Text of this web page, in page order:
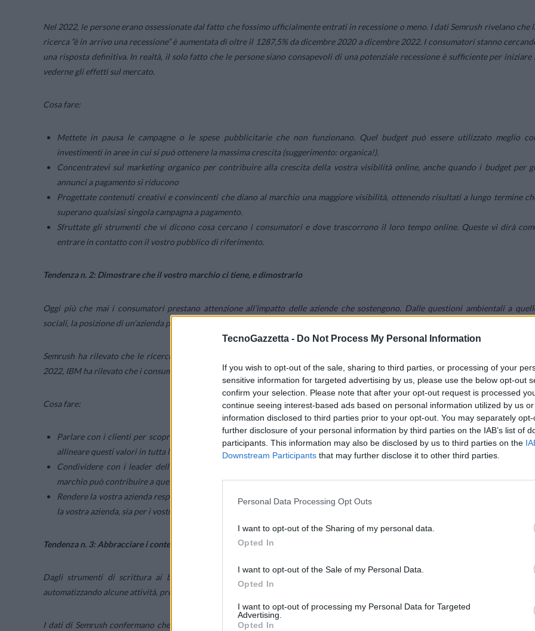
TecnoGazzetta - Do Not Process My Personal Information
If you wish to opt-out of the sale, sharing to third parties, or processing of your
sensitive information for targeted advertising by us, please use the below opt-out
confirm your selection. Please note that after your opt-out request is processed
continue seeing interest-based ads based on personal information utilized by us
information disclosed to third parties prior to your opt-out. You may separately
further disclosure of your personal information by third parties on the IAB’s list of
participants. This information may also be disclosed by us to third parties on the
Downstream Participants that may further disclose it to other third parties.
Personal Data Processing Opt Outs
I want to opt-out of the Sharing of my personal data.
Opted In
I want to opt-out of the Sale of my Personal Data.
Opted In
I want to opt-out of processing my Personal Data for Targeted
Advertising.
Opted In
Nel 2022, le persone erano ossessionate dal fatto che fossimo ufficialmente entrati in recessione o meno. I dati Semrush rivelano che
ricerca “è in arrivo una recessione” è aumentata di oltre il 1287,5% da dicembre 2020 a dicembre 2022. I consumatori stanno
una risposta definitiva. In realtà, il solo fatto che le persone siano consapevoli di una potenziale recessione è sufficiente per iniziare
vederne gli effetti sul mercato.
Cosa fare:
Mettete in pausa le campagne o le spese pubblicitarie che non funzionano. Quel budget può essere utilizzato meglio
investimenti in aree in cui si può ottenere la massima crescita (suggerimento: organica!).
Concentratevi sul marketing organico per contribuire alla crescita della vostra visibilità online, anche quando i budget per
annunci a pagamento si riducono
Progettate contenuti creativi e convincenti che diano al marchio una maggiore visibilità, ottenendo risultati a lungo termine
superano qualsiasi singola campagna a pagamento.
Sfruttate gli strumenti che vi dicono cosa cercano i consumatori e dove trascorrono il loro tempo online. Queste vi dirà
entrare in contatto con il vostro pubblico di riferimento.
Tendenza n. 2: Dimostrare che il vostro marchio ci tiene, e dimostrarlo
Oggi più che mai i consumatori prestano attenzione all’impatto delle aziende che sostengono. Dalle questioni ambientali a
sociali, la posizione di un’azienda può attirare nuovi acquirenti e fidelizzare il pubblico, o allontanarlo.
Semrush ha rilevato che le ricerche globali di “marchi con finalità sociali” sono aumentate del 133% da dicembre 2020 a dicembre
2022, IBM ha rilevato che i consumatori orientati allo scopo sono ora il segmento più grande, rappresentando il 44% del totale.
Cosa fare:
Parlare con i clienti per scoprire quali sono le cause che stanno loro più a cuore e, con il supporto della leadership
allineare questi valori in tutta l’azienda.
Condividere con i leader dell’azienda le informazioni su ciò che sta a cuore ai clienti. Elaborare un piano d’azione su come il
marchio può contribuire a queste cause.
Rendere la vostra azienda responsabile. Spingere per un cambiamento importante per i vostri clienti accelererà il progresso sia per
la vostra azienda, sia per i vostri clienti.
Tendenza n. 3: Abbracciare i contenuti generati dall’IA
Dagli strumenti di scrittura ai bot, l’IA consente ai marketer di ridurre i costi, risparmiare tempo e amplificare la
automatizzando alcune attività, prevedendo il comportamento dei consumatori.
I dati di Semrush confermano che l’IA è in crescita, con le ricerche globali su Google per “strumenti di marketing IA” aumentate del